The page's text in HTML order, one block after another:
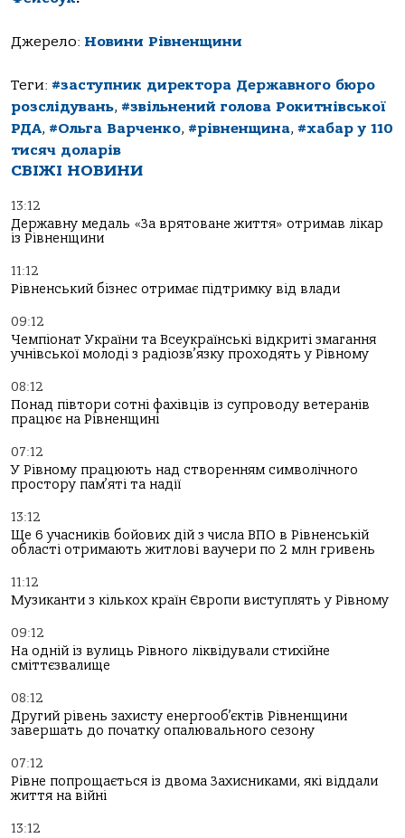
Джерело: Новини Рівненщини
Теги: #заступник директора Державного бюро
розслідувань, #звільнений голова Рокитнівської
РДА, #Ольга Варченко, #рівненщина, #хабар у 110
тисяч доларів
СВІЖІ НОВИНИ
13:12
Державну медаль «За врятоване життя» отримав лікар
із Рівненщини
11:12
Рівненський бізнес отримає підтримку від влади
09:12
Чемпіонат України та Всеукраїнські відкриті змагання
учнівської молоді з радіозв’язку проходять у Рівному
08:12
Понад півтори сотні фахівців із супроводу ветеранів
працює на Рівненщині
07:12
У Рівному працюють над створенням символічного
простору пам’яті та надії
13:12
Ще 6 учасників бойових дій з числа ВПО в Рівненській
області отримають житлові ваучери по 2 млн гривень
11:12
Музиканти з кількох країн Європи виступлять у Рівному
09:12
На одній із вулиць Рівного ліквідували стихійне
сміттєзвалище
08:12
Другий рівень захисту енергооб’єктів Рівненщини
завершать до початку опалювального сезону
07:12
Рівне попрощається із двома Захисниками, які віддали
життя на війні
13:12